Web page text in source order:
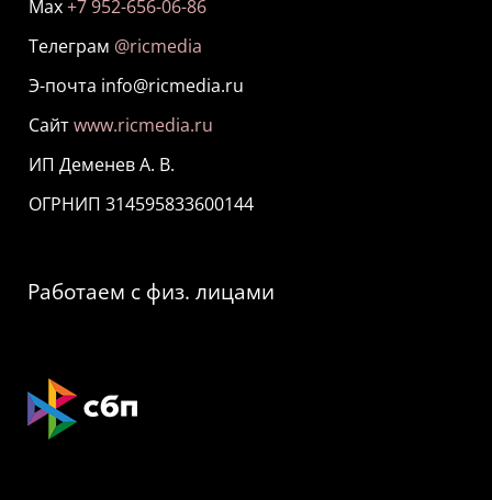
Мах+7 952-656-06-86
Телеграм @ricmedia
Э-почта info@ricmedia.ru
Сайтwww.ricmedia.ru
ИП Деменев А. В.
ОГРНИП 314595833600144
Работаем с физ. лицами